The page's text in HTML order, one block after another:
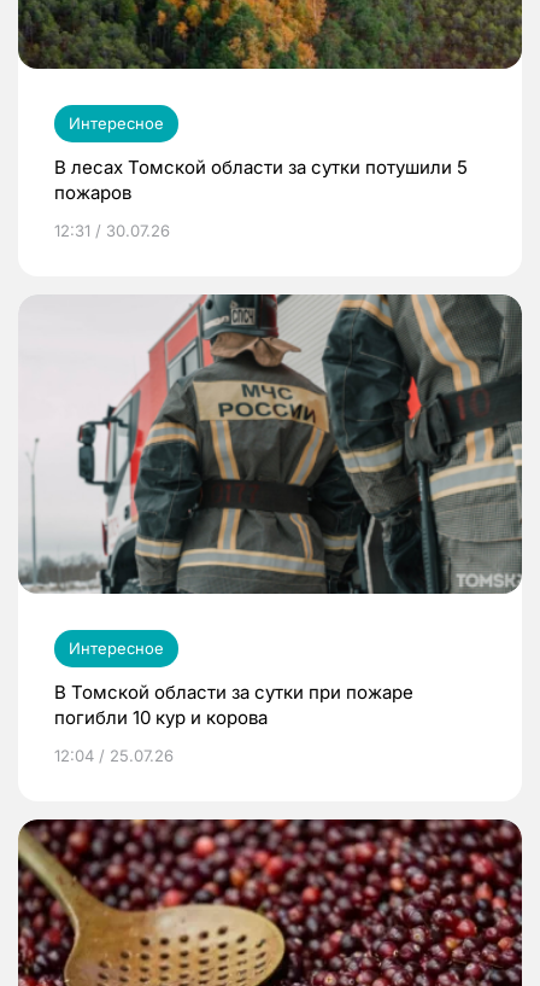
Интересное
В лесах Томской области за сутки потушили 5
пожаров
12:31 / 30.07.26
Интересное
В Томской области за сутки при пожаре
погибли 10 кур и корова
12:04 / 25.07.26